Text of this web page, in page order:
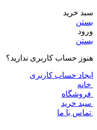
خرید
حساب کاربری ندارید؟
حساب کاربری
خرید
با ما